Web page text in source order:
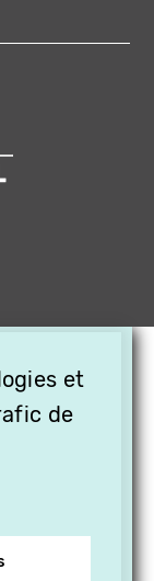
et
de
EN
VOS
!